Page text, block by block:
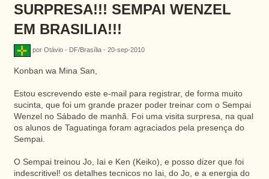
SURPRESA!!! SEMPAI WENZEL
EM BRASILIA!!!
por Otávio - DF/Brasília - 20-sep-2010
Konban wa Mina San,
Estou escrevendo este e-mail para registrar, de forma muito
sucinta, que foi um grande prazer poder treinar com o Sempai
Wenzel no Sábado de manhã. Foi uma visita surpresa, na qual
os alunos de Taguatinga foram agraciados pela presença do
Sempai.
O Sempai treinou Jo, Iai e Ken (Keiko), e posso dizer que foi
indescritivel! os detalhes tecnicos no Iai, do Jo, e a energia do